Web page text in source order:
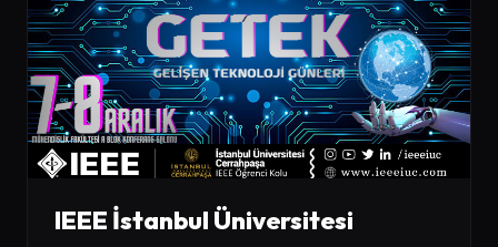
IEEE İstanbul Üniversitesi